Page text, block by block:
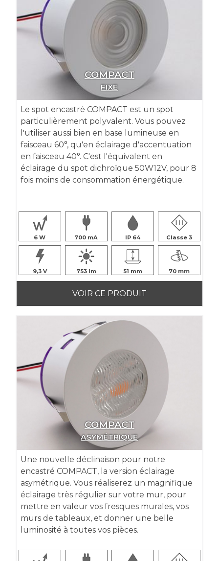
COMPACT
FIXE
Le spot encastré COMPACT est un spot
particulièrement polyvalent. Vous pouvez
l'utiliser aussi bien en base lumineuse en
faisceau 60°, qu'en éclairage d'accentuation
en faisceau 40°. C'est l'équivalent en
éclairage du spot dichroïque 50W12V, pour 8
fois moins de consommation énergétique.
6 700 IP 64 Classe 3
9,3 753 51 70
VOIR CE PRODUIT
COMPACT
ASYMÉTRIQUE
Une nouvelle déclinaison pour notre
encastré COMPACT, la version éclairage
asymétrique. Vous réaliserez un magnifique
éclairage très régulier sur votre mur, pour
mettre en valeur vos fresques murales, vos
murs de tableaux, et donner une belle
luminosité à toutes vos pièces.